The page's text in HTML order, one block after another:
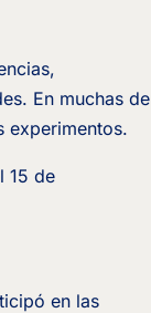
En muchas de
experimentos.
15 de
en las